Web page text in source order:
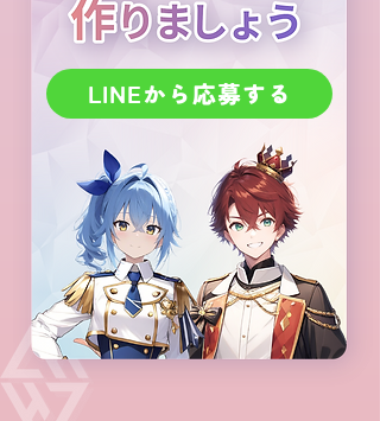
LINEから応募する